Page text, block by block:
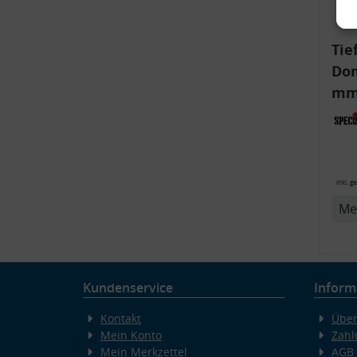
inkl.
Kundenservice
Kontakt
Mein Konto
Mein Merkzettel
AGB